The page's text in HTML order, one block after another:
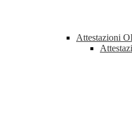
Attestazioni